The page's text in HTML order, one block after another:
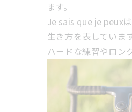
ます。
Je sais que je peux
生き方を表しています
ハードな練習やロン